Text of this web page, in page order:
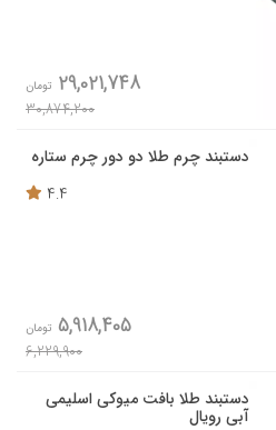
29,021,748 تومان
30,874,200
دستبند چرم طلا دو دور چرم ستاره
4.4
5,918,405 تومان
6,229,900
دستبند طلا بافت میوکی اسلیمی
آبی رویال